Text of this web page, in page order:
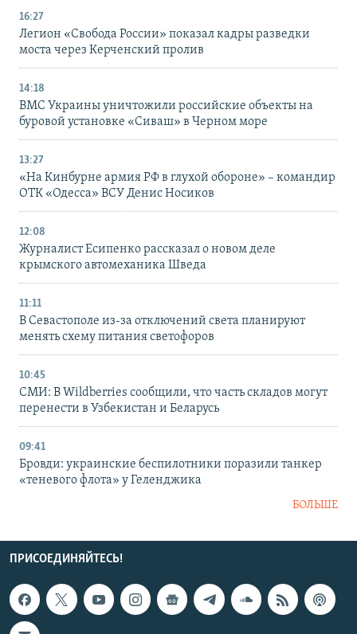
16:27
Легион «Свобода России» показал кадры разведки
моста через Керченский пролив
14:18
ВМС Украины уничтожили российские объекты на
буровой установке «Сиваш» в Черном море
13:27
«На Кинбурне армия РФ в глухой обороне» – командир
ОТК «Одесса» ВСУ Денис Носиков
12:08
Журналист Есипенко рассказал о новом деле
крымского автомеханика Шведа
11:11
В Севастополе из-за отключений света планируют
менять схему питания светофоров
10:45
СМИ: В Wildberries сообщили, что часть складов могут
перенести в Узбекистан и Беларусь
09:41
Бровди: украинские беспилотники поразили танкер
«теневого флота» у Геленджика
БОЛЬШЕ
ПРИСОЕДИНЯЙТЕСЬ!